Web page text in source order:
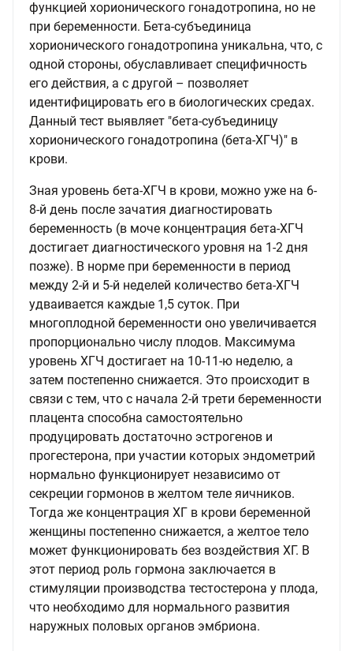
функцией хорионического гонадотропина, но не
при беременности. Бета-субъединица
хорионического гонадотропина уникальна, что, с
одной стороны, обуславливает специфичность
его действия, а с другой – позволяет
идентифицировать его в биологических средах.
Данный тест выявляет "бета-субъединицу
хорионического гонадотропина (бета-ХГЧ)" в
крови.
Зная уровень бета-ХГЧ в крови, можно уже на 6-
8-й день после зачатия диагностировать
беременность (в моче концентрация бета-ХГЧ
достигает диагностического уровня на 1-2 дня
позже). В норме при беременности в период
между 2-й и 5-й неделей количество бета-ХГЧ
удваивается каждые 1,5 суток. При
многоплодной беременности оно увеличивается
пропорционально числу плодов. Максимума
уровень ХГЧ достигает на 10-11-ю неделю, а
затем постепенно снижается. Это происходит в
связи с тем, что с начала 2-й трети беременности
плацента способна самостоятельно
продуцировать достаточно эстрогенов и
прогестерона, при участии которых эндометрий
нормально функционирует независимо от
секреции гормонов в желтом теле яичников.
Тогда же концентрация ХГ в крови беременной
женщины постепенно снижается, а желтое тело
может функционировать без воздействия ХГ. В
этот период роль гормона заключается в
стимуляции производства тестостерона у плода,
что необходимо для нормального развития
наружных половых органов эмбриона.